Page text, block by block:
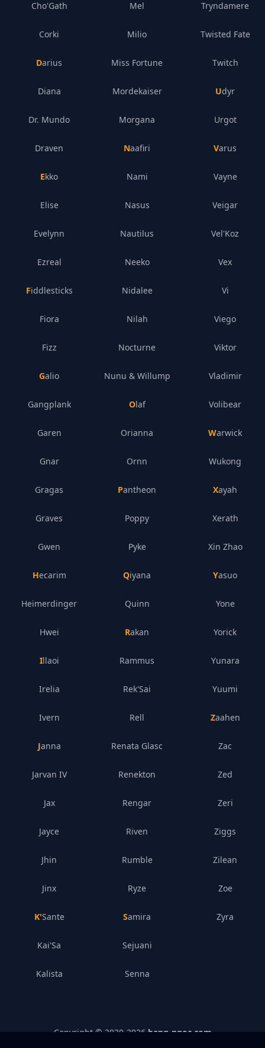
Cho'Gath
Corki
Darius
Diana
Dr. Mundo
Draven
Ekko
Elise
Evelynn
Ezreal
Fiddlesticks
Fiora
Fizz
Galio
Gangplank
Garen
Gnar
Gragas
Graves
Gwen
Hecarim
Heimerdinger
Hwei
Illaoi
Irelia
Ivern
Janna
Jarvan IV
Jax
Jayce
Jhin
Jinx
K'Sante
Kai'Sa
Kalista
Mel
Milio
Miss Fortune
Mordekaiser
Morgana
Naafiri
Nami
Nasus
Nautilus
Neeko
Nidalee
Nilah
Nocturne
Nunu & Willump
Olaf
Orianna
Ornn
Pantheon
Poppy
Pyke
Qiyana
Quinn
Rakan
Rammus
Rek'Sai
Rell
Renata Glasc
Renekton
Rengar
Riven
Rumble
Ryze
Samira
Sejuani
Senna
Tryndamere
Twisted Fate
Twitch
Udyr
Urgot
Varus
Vayne
Veigar
Vel'Koz
Vex
Vi
Viego
Viktor
Vladimir
Volibear
Warwick
Wukong
Xayah
Xerath
Xin Zhao
Yasuo
Yone
Yorick
Yunara
Yuumi
Zaahen
Zac
Zed
Zeri
Ziggs
Zilean
Zoe
Zyra
Copyright © 2020- 2026 bang-ngoc.com